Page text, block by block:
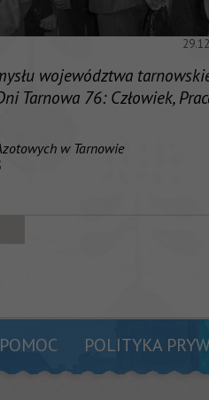
województwa
Tarnowa 76: Człowiek,
w Tarnowie
POMOC POLITYKA